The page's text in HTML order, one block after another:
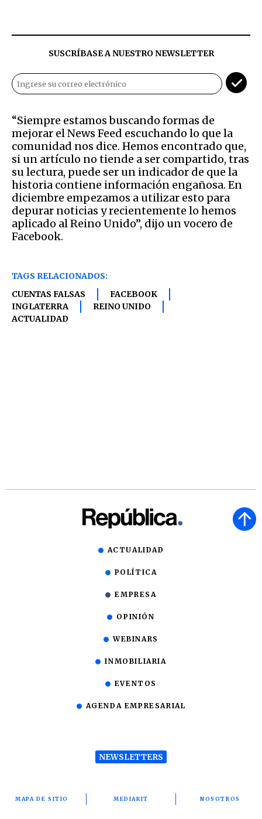
SUSCRÍBASE A NUESTRO NEWSLETTER
“Siempre estamos buscando formas de
mejorar el News Feed escuchando lo que la
comunidad nos dice. Hemos encontrado que,
si un artículo no tiende a ser compartido, tras
su lectura, puede ser un indicador de que la
historia contiene información engañosa. En
diciembre empezamos a utilizar esto para
depurar noticias y recientemente lo hemos
aplicado al Reino Unido”, dijo un vocero de
Facebook.
TAGS RELACIONADOS:
CUENTAS FALSAS
FACEBOOK
INGLATERRA
REINO UNIDO
ACTUALIDAD
ACTUALIDAD
POLÍTICA
EMPRESA
OPINIÓN
WEBINARS
INMOBILIARIA
EVENTOS
AGENDA EMPRESARIAL
NEWSLETTERS
MAPA DE SITIO MEDIAKIT NOSOTROS